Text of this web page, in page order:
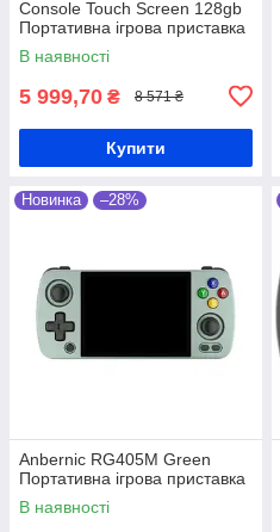
Console Touch Screen 128gb
Портативна ігрова приставка
В наявності
5 999,70 ₴ 8 571 ₴
Купити
Новинка –28%
Anbernic RG405M Green
Портативна ігрова приставка
В наявності